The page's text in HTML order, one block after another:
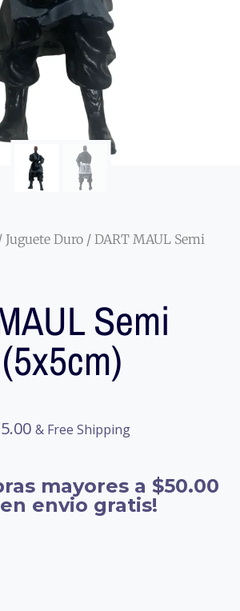
Juguete Duro / DART MAUL Semi
Semi
5.00 & Free Shipping
mayores a $50.00
envio gratis!